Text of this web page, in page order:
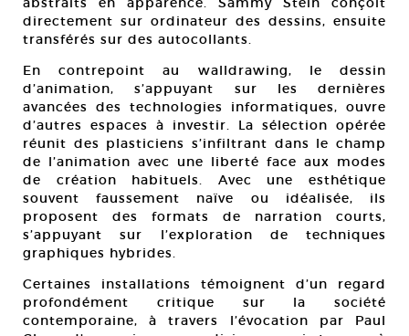
directement sur ordinateur des dessins, ensuite
transférés sur des autocollants.
En contrepoint au walldrawing, le dessin
d’animation, s’appuyant sur les dernières
avancées des technologies informatiques, ouvre
d’autres espaces à investir. La sélection opérée
réunit des plasticiens s’infiltrant dans le champ
de l’animation avec une liberté face aux modes
de création habituels. Avec une esthétique
souvent faussement naïve ou idéalisée, ils
proposent des formats de narration courts,
s’appuyant sur l’exploration de techniques
graphiques hybrides.
Certaines installations témoignent d’un regard
profondément critique sur la société
contemporaine, à travers l’évocation par Paul